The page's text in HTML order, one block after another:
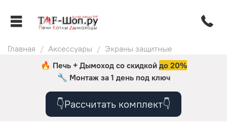
Главная Аксессуары
Экраны защитные
🔥 Печь + Дымоход со скидкой до 20%
🔧 Монтаж за 1 день под ключ
👇Рассчитать комплект👇